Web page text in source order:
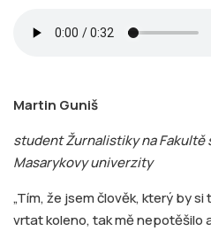
Martin Guniš
student Žurnalistiky na Fakultě
Masarykovy univerzity
„Tím, že jsem člověk, který by
vrtat koleno, tak mě nepotěšilo